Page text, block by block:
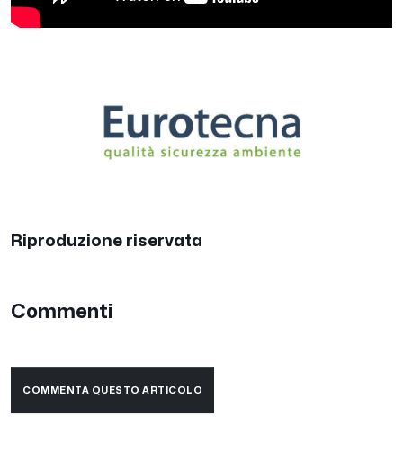
Riproduzione riservata
Commenti
COMMENTA QUESTO ARTICOLO